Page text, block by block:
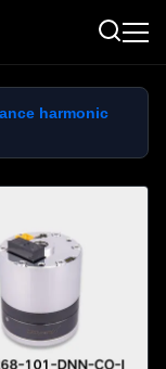
harmonic